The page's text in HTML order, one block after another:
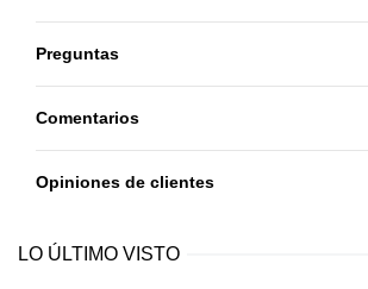
Preguntas
Comentarios
Opiniones de clientes
LO ÚLTIMO VISTO